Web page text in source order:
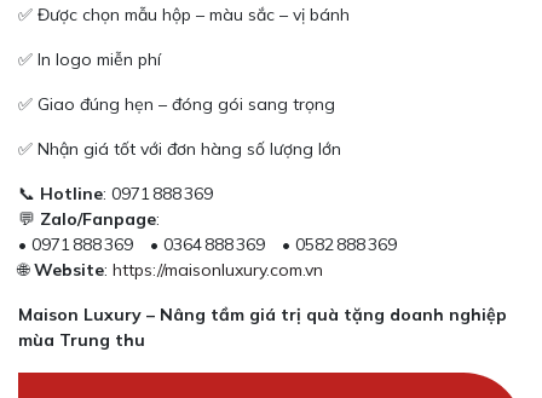
✅ Được chọn mẫu hộp – màu sắc – vị bánh
✅ In logo miễn phí
✅ Giao đúng hẹn – đóng gói sang trọng
✅ Nhận giá tốt với đơn hàng số lượng lớn
📞 Hotline: 0971 888 369
💬 Zalo/Fanpage:
• 0971 888 369 • 0364 888 369 • 0582 888 369
🌐Website: https://maisonluxury.com.vn
Maison Luxury – Nâng tầm giá trị quà tặng doanh nghiệp
mùa Trung thu